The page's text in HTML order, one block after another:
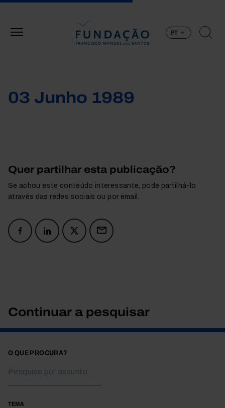
PT
03 Junho 1989
Quer partilhar esta publicação?
Se achou este conteúdo interessante, pode partilhá-lo
através das redes sociais ou por email.
Continuar a pesquisar
O QUE PROCURA?
TEMA